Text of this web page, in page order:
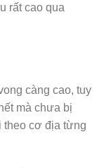
rất cao qua
càng cao, tuy
mà chưa bị
theo cơ địa từng